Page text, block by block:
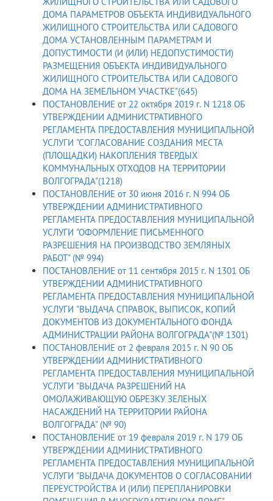
ДОМА ПАРАМЕТРОВ ОБЪЕКТА ИНДИВИДУАЛЬНОГО
ЖИЛИЩНОГО СТРОИТЕЛЬСТВА ИЛИ САДОВОГО
ДОМА УСТАНОВЛЕННЫМ ПАРАМЕТРАМ И
ДОПУСТИМОСТИ (И (ИЛИ) НЕДОПУСТИМОСТИ)
РАЗМЕЩЕНИЯ ОБЪЕКТА ИНДИВИДУАЛЬНОГО
ЖИЛИЩНОГО СТРОИТЕЛЬСТВА ИЛИ САДОВОГО
ДОМА НА ЗЕМЕЛЬНОМ УЧАСТКЕ"(645)
ПОСТАНОВЛЕНИЕ от 22 октября 2019 г. N 1218 ОБ
УТВЕРЖДЕНИИ АДМИНИСТРАТИВНОГО
РЕГЛАМЕНТА ПРЕДОСТАВЛЕНИЯ МУНИЦИПАЛЬНОЙ
УСЛУГИ "СОГЛАСОВАНИЕ СОЗДАНИЯ МЕСТА
(ПЛОЩАДКИ) НАКОПЛЕНИЯ ТВЕРДЫХ
КОММУНАЛЬНЫХ ОТХОДОВ НА ТЕРРИТОРИИ
ВОЛГОГРАДА"(1218)
ПОСТАНОВЛЕНИЕ от 30 июня 2016 г. N 994 ОБ
УТВЕРЖДЕНИИ АДМИНИСТРАТИВНОГО
РЕГЛАМЕНТА ПРЕДОСТАВЛЕНИЯ МУНИЦИПАЛЬНОЙ
УСЛУГИ "ОФОРМЛЕНИЕ ПИСЬМЕННОГО
РАЗРЕШЕНИЯ НА ПРОИЗВОДСТВО ЗЕМЛЯНЫХ
РАБОТ" (№ 994)
ПОСТАНОВЛЕНИЕ от 11 сентября 2015 г. N 1301 ОБ
УТВЕРЖДЕНИИ АДМИНИСТРАТИВНОГО
РЕГЛАМЕНТА ПРЕДОСТАВЛЕНИЯ МУНИЦИПАЛЬНОЙ
УСЛУГИ "ВЫДАЧА СПРАВОК, ВЫПИСОК, КОПИЙ
ДОКУМЕНТОВ ИЗ ДОКУМЕНТАЛЬНОГО ФОНДА
АДМИНИСТРАЦИИ РАЙОНА ВОЛГОГРАДА"(№ 1301)
ПОСТАНОВЛЕНИЕ от 2 февраля 2015 г. N 90 ОБ
УТВЕРЖДЕНИИ АДМИНИСТРАТИВНОГО
РЕГЛАМЕНТА ПРЕДОСТАВЛЕНИЯ МУНИЦИПАЛЬНОЙ
УСЛУГИ "ВЫДАЧА РАЗРЕШЕНИЙ НА
ОМОЛАЖИВАЮЩУЮ ОБРЕЗКУ ЗЕЛЕНЫХ
НАСАЖДЕНИЙ НА ТЕРРИТОРИИ РАЙОНА
ВОЛГОГРАДА" (№ 90)
ПОСТАНОВЛЕНИЕ от 19 февраля 2019 г. N 179 ОБ
УТВЕРЖДЕНИИ АДМИНИСТРАТИВНОГО
РЕГЛАМЕНТА ПРЕДОСТАВЛЕНИЯ МУНИЦИПАЛЬНОЙ
УСЛУГИ "ВЫДАЧА ДОКУМЕНТОВ О СОГЛАСОВАНИИ
ПЕРЕУСТРОЙСТВА И (ИЛИ) ПЕРЕПЛАНИРОВКИ